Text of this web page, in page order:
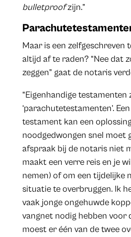
bulletproofzijn.”
Maar is een zelfgeschreven
altijd af te raden? “Nee dat
zeggen” gaat de notaris
“Eigenhandige testamenten
‘parachutetestamenten’.
testament kan een
noodgedwongen snel moet
afspraak bij de notaris niet
maakt een verre reis en je
nemen) of om een tijdelijke
situatie te overbruggen. Ik
vaak jonge ongehuwde
vangnet nodig hebben voor
moest er één van de twee